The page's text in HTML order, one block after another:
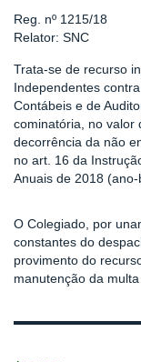
Reg. nº 1215/18
Relator: SNC
Trata-se de recurso
Independentes
Contábeis e de
cominatória, no valor
decorrência da não
no art. 16 da
Anuais de 2018 (ano-
O Colegiado, por
constantes do
provimento do
manutenção da multa